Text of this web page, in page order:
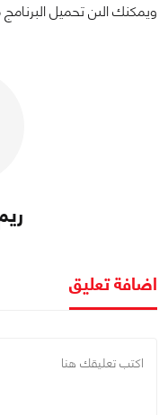
ويمكنك الىن تحميل
اضافة تعليق